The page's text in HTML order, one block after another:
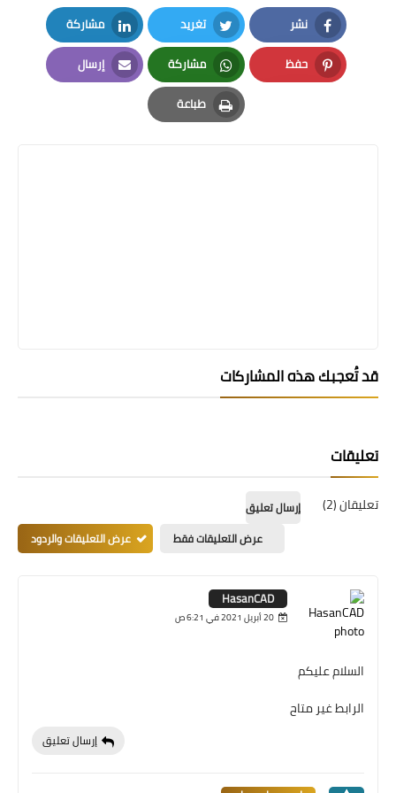
نشر
Facebook
تغريد
Twitter
مشاركة
LinkedIn
حفظ
Pinterest
مشاركة
Whatsapp
إرسال
Email
طباعة
Print
قد تُعجبك هذه المشاركات
تعليقات
تعليقان (2)
إرسال تعليق
عرض التعليقات فقط
عرض التعليقات والردود
HasanCAD
20 أبريل 2021 في 6:21 ص
السلام عليكم
الرابط غير متاح
إرسال تعليق